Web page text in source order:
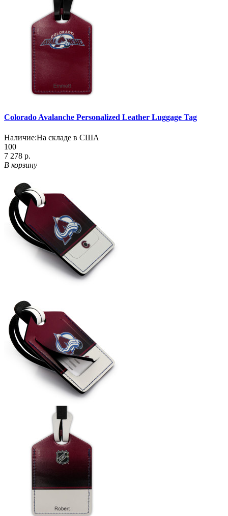
Colorado Avalanche Personalized Leather Luggage Tag
Наличие:На складе в США
100
7 278 р.
В корзину